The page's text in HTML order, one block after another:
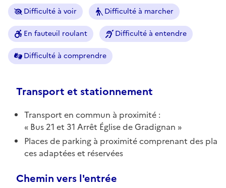
Difficulté à voir Difficulté à marcher
En fauteuil roulant Difficulté à entendre
Difficulté à comprendre
Transport et stationnement
Transport en commun à proximité :
Bus 21 et 31 Arrêt Église de Gradignan
Places de parking à proximité comprenant des pla
ces adaptées et réservées
Chemin vers l'entrée